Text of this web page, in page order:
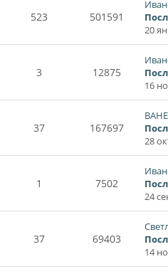
523 501591
20
3 12875
16
37 167697
28
1 7502
24
37 69403
14